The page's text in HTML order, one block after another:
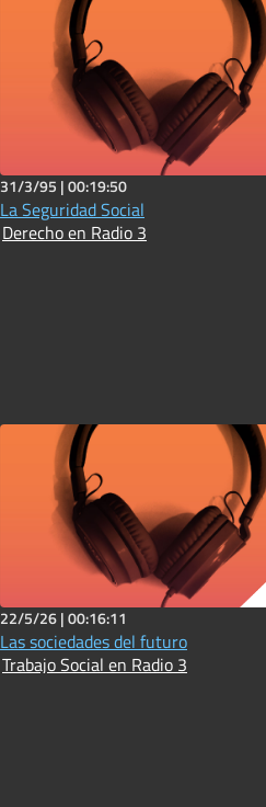
31/3/95 |00:19:50
La Seguridad Social
Derecho en Radio 3
22/5/26 |00:16:11
Las sociedades del futuro
Trabajo Social en Radio 3